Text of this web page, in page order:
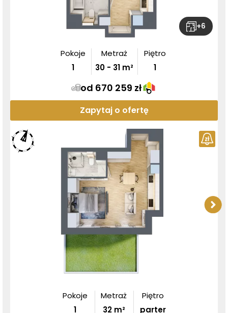
+6
Pokoje
1
Metraż
30- 31m²
Piętro
1
od 670 259 zł
Zapytaj o ofertę
Pokoje
1
Metraż
32m²
Piętro
parter